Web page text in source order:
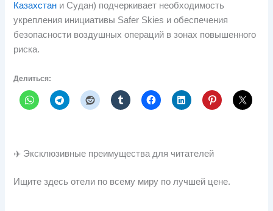
Казахстан и Судан) подчеркивает необходимость
укрепления инициативы Safer Skies и обеспечения
безопасности воздушных операций в зонах повышенного
риска.
Делиться:
✈️ Эксклюзивные преимущества для читателей
Ищите здесь отели по всему миру по лучшей цене.